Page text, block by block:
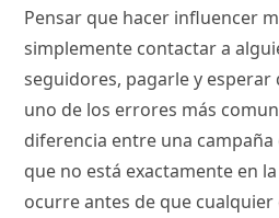
Pensar que hacer influencer
simplemente contactar a
seguidores, pagarle y esperar
uno de los errores más
diferencia entre una
que no está exactamente en
ocurre antes de que